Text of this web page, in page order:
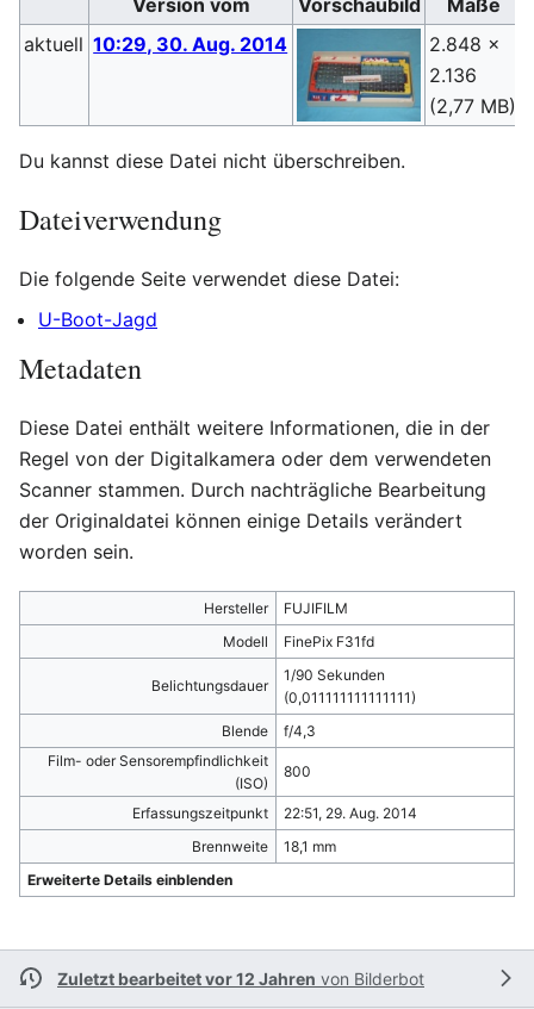
aktuell 10:29, 30. Aug. 2014
2.848 ×
2.136
(2,77 MB)
Du kannst diese Datei nicht überschreiben.
Dateiverwendung
Die folgende Seite verwendet diese Datei:
U-Boot-Jagd
Metadaten
Diese Datei enthält weitere Informationen, die in der
Regel von der Digitalkamera oder dem verwendeten
Scanner stammen. Durch nachträgliche Bearbeitung
der Originaldatei können einige Details verändert
worden sein.
Hersteller
FUJIFILM
Modell
FinePix F31fd
Belichtungsdauer
1/90 Sekunden
(0,011111111111111)
Blende
f/4,3
Film- oder Sensorempfindlichkeit
(ISO)
800
Erfassungszeitpunkt
22:51, 29. Aug. 2014
Brennweite
18,1 mm
Erweiterte Details einblenden
Zuletzt bearbeitet vor 12 Jahren von Bilderbot